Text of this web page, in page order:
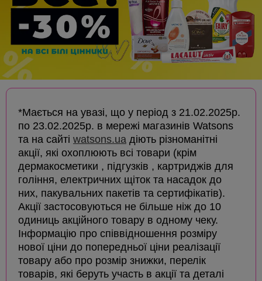
*Мається на увазі, що у період з 21.02.2025р.
по 23.02.2025р. в мережі магазинів Watsons
та на сайті watsons.ua діють різноманітні
акції, які охоплюють всі товари (крім
дермакосметики , підгузків , картриджів для
гоління, електричних щіток та насадок до
них, пакувальних пакетів та сертифікатів).
Акції застосовуються не більше ніж до 10
одиниць акційного товару в одному чеку.
Інформацію про співвідношення розміру
нової ціни до попередньої ціни реалізації
товару або про розмір знижки, перелік
товарів, які беруть участь в акції та деталі